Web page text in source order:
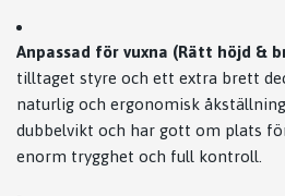
Anpassad för vuxna (Rätt höjd &
tilltaget styre och ett extra brett
naturlig och ergonomisk
dubbelvikt och har gott om plats
enorm trygghet och full kontroll.